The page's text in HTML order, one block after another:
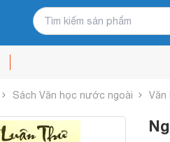
Sách Văn học nước ngoài Văn